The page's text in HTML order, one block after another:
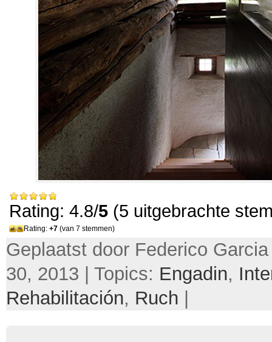
Rating: 4.8/5 (5 uitgebrachte
Rating: +7 (van 7 stemmen)
Geplaatst door Federico
30, 2013 | Topics: Engadin,
Rehabilitación, Ruch